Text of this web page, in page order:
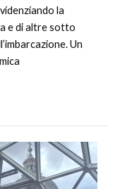
la
e di altre sotto
Un